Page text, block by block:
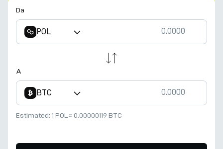
Da
POL
A
BTC
Estimated: 1 POL≈ 0.00000119 BTC